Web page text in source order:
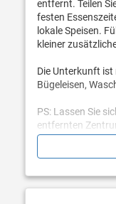
entfernt. Teilen
festen
lokale Speisen.
kleiner
Die Unterkunft
Bügeleisen,
PS: Lassen Sie
entfernten